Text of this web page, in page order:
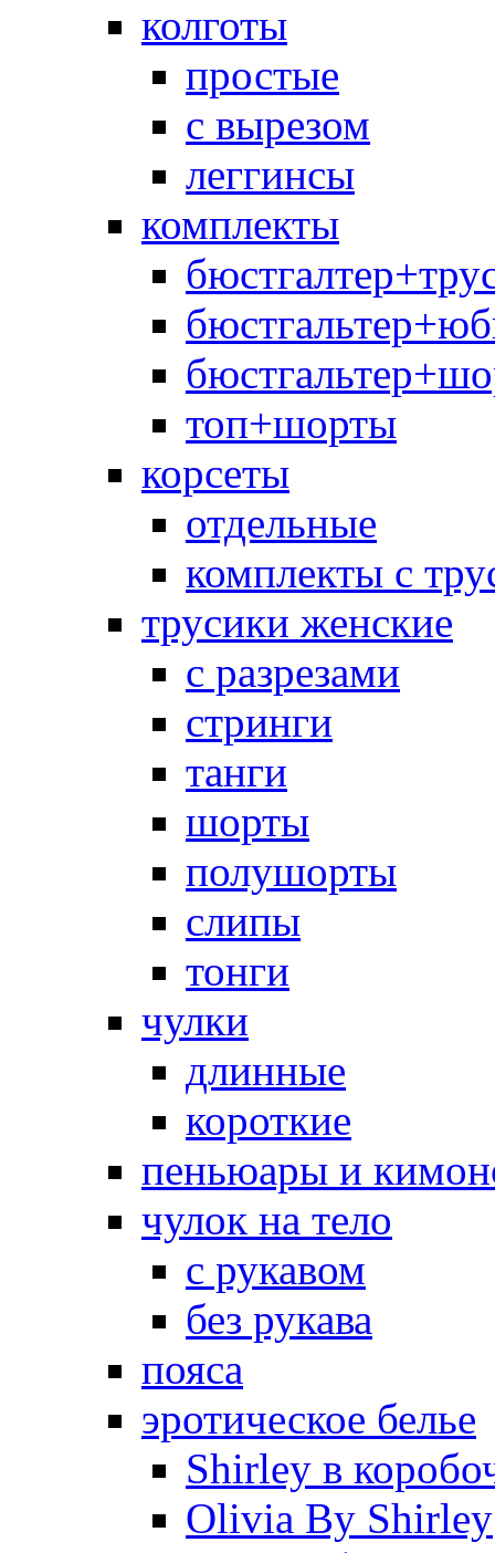
колготы
простые
с вырезом
леггинсы
комплекты
топ+шорты
корсеты
отдельные
комплекты с
трусики женские
с разрезами
стринги
танги
шорты
полушорты
слипы
тонги
чулки
длинные
короткие
пеньюары и
чулок на тело
с рукавом
без рукава
пояса
эротическое белье
Shirley в
Olivia By Shirley